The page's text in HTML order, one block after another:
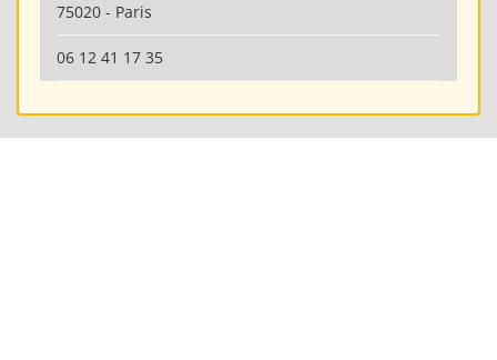
75020 - Paris
06 12 41 17 35